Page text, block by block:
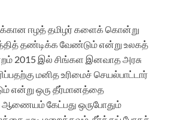
ஈழத் தமிழர் களைக் கொன்று
தண்டிக்க வேண்டும் என்று உலகத்
2015 இல் சிங்கள இனவாத அரசு
மனித உரிமைச் செயல்பாட்டார்
என்று ஒரு தீர்மானத்தை
ஆணையம் கேட்பது ஒருபோதும்